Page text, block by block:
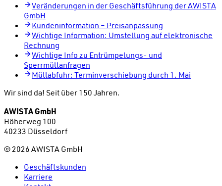
Veränderungen in der Geschäftsführung der AWISTA
GmbH
Kundeninformation – Preisanpassung
Wichtige Information: Umstellung auf elektronische
Rechnung
Wichtige Info zu Entrümpelungs- und
Sperrmüllanfragen
Müllabfuhr: Terminverschiebung durch 1. Mai
Wir sind da! Seit über 150 Jahren.
AWISTA GmbH
Höherweg 100
40233 Düsseldorf
©2026 AWISTA GmbH
Geschäftskunden
Karriere